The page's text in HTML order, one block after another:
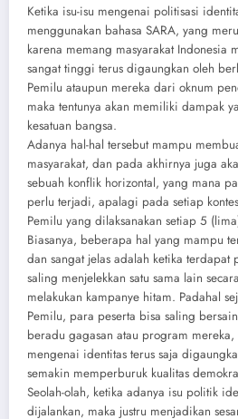
Ketika isu-isu mengenai politisasi
menggunakan bahasa SARA, yang
karena memang masyarakat Indonesia
sangat tinggi terus digaungkan oleh
Pemilu ataupun mereka dari oknum
maka tentunya akan memiliki dampak
kesatuan bangsa.
Adanya hal-hal tersebut mampu
masyarakat, dan pada akhirnya juga
sebuah konflik horizontal, yang mana
perlu terjadi, apalagi pada setiap
Pemilu yang dilaksanakan setiap 5
Biasanya, beberapa hal yang mampu
dan sangat jelas adalah ketika terdapat
saling menjelekkan satu sama lain
melakukan kampanye hitam. Padahal
Pemilu, para peserta bisa saling
beradu gagasan atau program mereka,
mengenai identitas terus saja
semakin memperburuk kualitas
Seolah-olah, ketika adanya isu politik
dijalankan, maka justru menjadikan